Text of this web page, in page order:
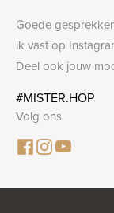
Goede
ik vast op
Deel ook jouw
#MISTER.HOP
Volg ons